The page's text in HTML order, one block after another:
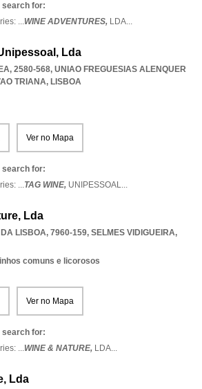
search for:
...WINE ADVENTURES, LDA...
Lda
2580-568, UNIAO FREGUESIAS ALENQUER
TRIANA, LISBOA
Ver no Mapa
search for:
...TAG WINE, UNIPESSOAL...
Lda
DA LISBOA, 7960-159, SELMES VIDIGUEIRA,
comuns e licorosos
Ver no Mapa
search for:
...WINE & NATURE, LDA...
Lda